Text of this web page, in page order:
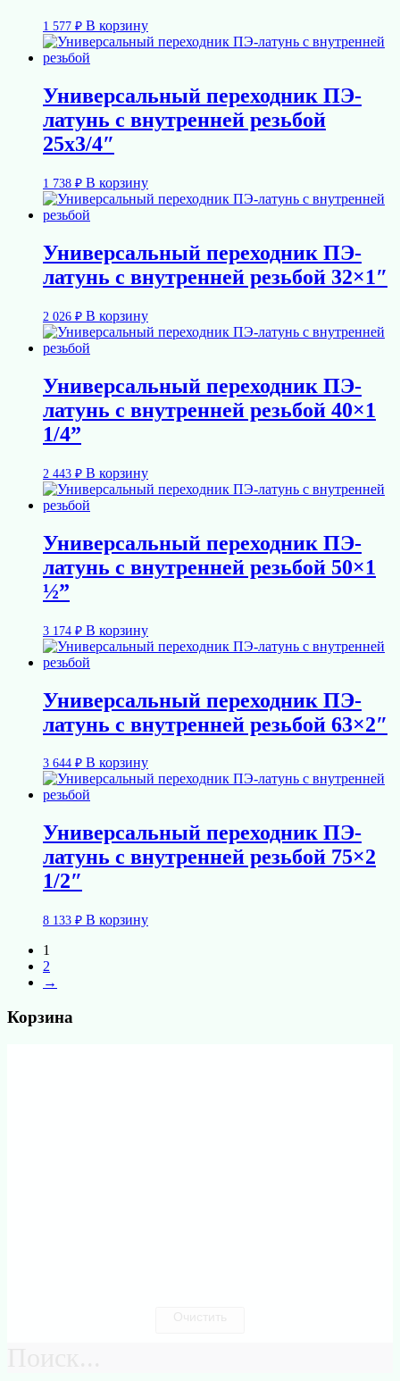
1 577 ₽ В корзину
Универсальный переходник ПЭ-
латунь с внутренней резьбой
25х3/4″
1 738 ₽ В корзину
Универсальный переходник ПЭ-
латунь с внутренней резьбой 32×1″
2 026 ₽ В корзину
Универсальный переходник ПЭ-
латунь с внутренней резьбой 40×1
1/4”
2 443 ₽ В корзину
Универсальный переходник ПЭ-
латунь с внутренней резьбой 50×1
½”
3 174 ₽ В корзину
Универсальный переходник ПЭ-
латунь с внутренней резьбой 63×2″
3 644 ₽ В корзину
Универсальный переходник ПЭ-
латунь с внутренней резьбой 75×2
1/2″
8 133 ₽ В корзину
1
2
→
Корзина